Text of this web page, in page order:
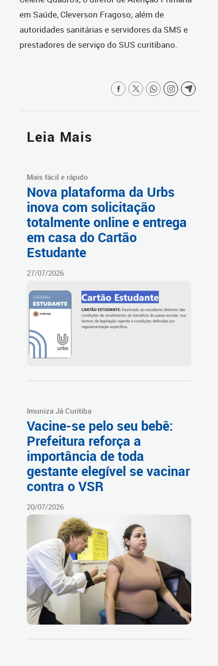
em Saúde, Cleverson Fragoso; além de
autoridades sanitárias e servidores da SMS e
prestadores de serviço do SUS curitibano.
Leia Mais
Mais fácil e rápido
Nova plataforma da Urbs
inova com solicitação
totalmente online e entrega
em casa do Cartão
Estudante
27/07/2026
Imuniza Já Curitiba
Vacine-se pelo seu bebê:
Prefeitura reforça a
importância de toda
gestante elegível se vacinar
contra o VSR
20/07/2026